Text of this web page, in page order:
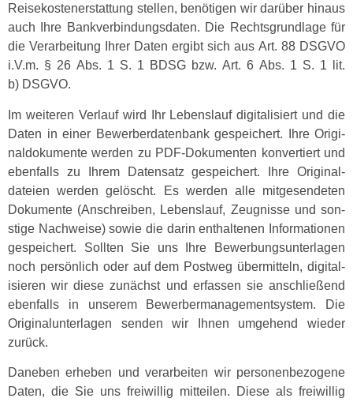
Reisekosten­er­stat­tung stellen, benöti­gen wir darüber hin­aus
auch Ihre Bankverbindungs­dat­en. Die Rechts­grund­lage für
die Ver­ar­beitung Ihrer Dat­en ergibt sich aus Art. 88 DSGVO
i.V.m. § 26 Abs. 1 S. 1 BDSG bzw. Art. 6 Abs. 1 S. 1 lit.
b) DSGVO.
Im weit­eren Ver­lauf wird Ihr Lebenslauf dig­i­tal­isiert und die
Dat­en in ein­er Bewer­ber­daten­bank gespe­ichert. Ihre Orig­i­
nal­doku­mente wer­den zu PDF-Doku­menten kon­vertiert und
eben­falls zu Ihrem Daten­satz gespe­ichert. Ihre Orig­i­nal­
dateien wer­den gelöscht. Es wer­den alle mit­ge­sende­ten
Doku­mente (Anschreiben, Lebenslauf, Zeug­nisse und son­
stige Nach­weise) sowie die darin enthal­te­nen Infor­ma­tio­nen
gespe­ichert. Soll­ten Sie uns Ihre Bewer­bung­sun­ter­la­gen
noch per­sön­lich oder auf dem Post­weg über­mit­teln, dig­i­tal­
isieren wir diese zunächst und erfassen sie anschließend
eben­falls in unserem Bewer­ber­man­age­mentsys­tem. Die
Orig­i­nalun­ter­la­gen senden wir Ihnen umge­hend wieder
zurück.
Daneben erheben und ver­ar­beit­en wir per­so­n­en­be­zo­gene
Dat­en, die Sie uns frei­willig mit­teilen. Diese als frei­willig